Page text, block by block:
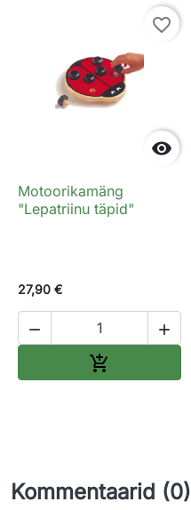

favorite_border
Motoorikamäng
"Lepatriinu täpid"
27,90 €
 

Kommentaarid (0)